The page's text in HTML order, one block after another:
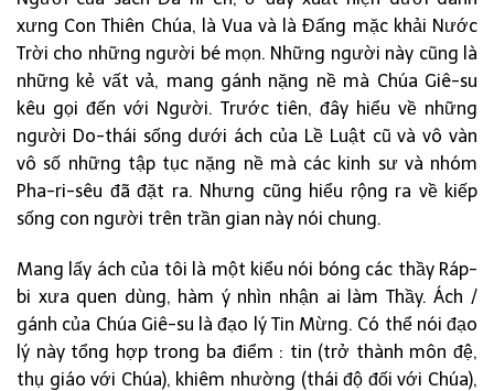
xưng Con Thiên Chúa, là Vua và là Đấng mặc khải Nước
Trời cho những người bé mọn. Những người này cũng là
những kẻ vất vả, mang gánh nặng nề mà Chúa Giê-su
kêu gọi đến với Người. Trước tiên, đây hiểu về những
người Do-thái sống dưới ách của Lề Luật cũ và vô vàn
vô số những tập tục nặng nề mà các kinh sư và nhóm
Pha-ri-sêu đã đặt ra. Nhưng cũng hiểu rộng ra về kiếp
sống con người trên trần gian này nói chung.
Mang lấy ách của tôi là một kiểu nói bóng các thầy Ráp-
bi xưa quen dùng, hàm ý nhìn nhận ai làm Thầy. Ách /
gánh của Chúa Giê-su là đạo lý Tin Mừng. Có thể nói đạo
lý này tổng hợp trong ba điểm : tin (trở thành môn đệ,
thụ giáo với Chúa), khiêm nhường (thái độ đối với Chúa),